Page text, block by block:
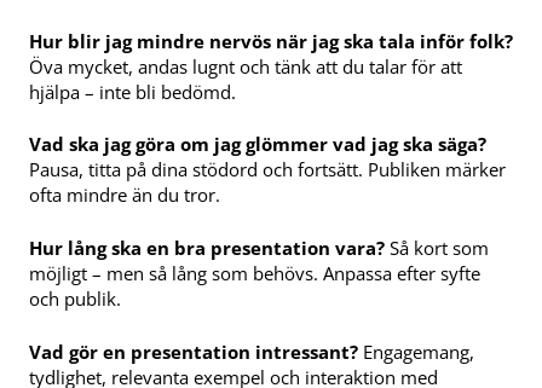
Hur blir jag mindre nervös när jag ska tala inför folk?
Öva mycket, andas lugnt och tänk att du talar för att
hjälpa – inte bli bedömd.
Vad ska jag göra om jag glömmer vad jag ska säga?
Pausa, titta på dina stödord och fortsätt. Publiken märker
ofta mindre än du tror.
Hur lång ska en bra presentation vara? Så kort som
möjligt – men så lång som behövs. Anpassa efter syfte
och publik.
Vad gör en presentation intressant? Engagemang,
tydlighet, relevanta exempel och interaktion med